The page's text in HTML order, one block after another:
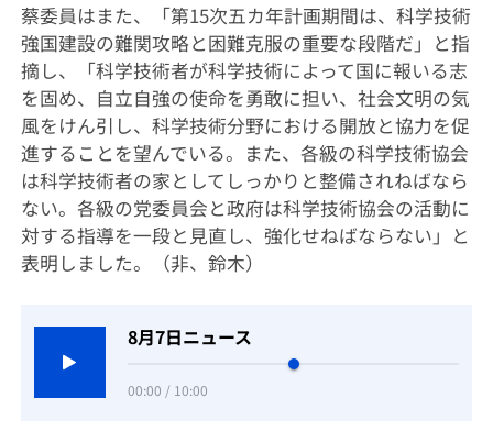
蔡委員はまた、「第15次五カ年計画期間は、科学技術
強国建設の難関攻略と困難克服の重要な段階だ」と指
摘し、「科学技術者が科学技術によって国に報いる志
を固め、自立自強の使命を勇敢に担い、社会文明の気
風をけん引し、科学技術分野における開放と協力を促
進することを望んでいる。また、各級の科学技術協会
は科学技術者の家としてしっかりと整備されねばなら
ない。各級の党委員会と政府は科学技術協会の活動に
対する指導を一段と見直し、強化せねばならない」と
表明しました。（非、鈴木）
8月7日ニュース
00:00 / 10:00